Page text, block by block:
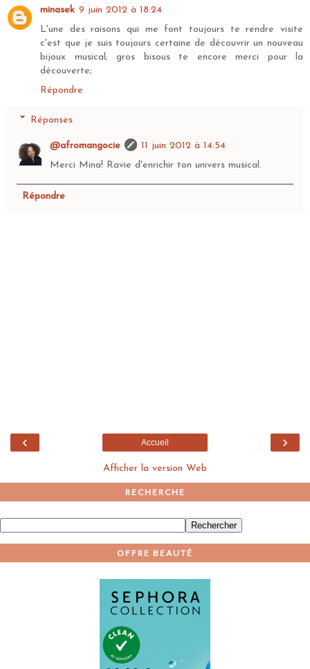
minasek 9 juin 2012 à 18:24
L'une des raisons qui me font toujours te rendre visite
c'est que je suis toujours certaine de découvrir un nouveau
bijoux musical; gros bisous te encore merci pour la
découverte;
Répondre
Réponses
@afromangocie
11 juin 2012 à 14:54
Merci Mina! Ravie d'enrichir ton univers musical.
Répondre
‹ ›
Accueil
Afficher la version Web
RECHERCHE
OFFRE BEAUTÉ